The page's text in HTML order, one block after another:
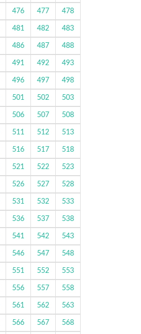
476 477 478
481 482 483
486 487 488
491 492 493
496 497 498
501 502 503
506 507 508
511 512 513
516 517 518
521 522 523
526 527 528
531 532 533
536 537 538
541 542 543
546 547 548
551 552 553
556 557 558
561 562 563
566 567 568